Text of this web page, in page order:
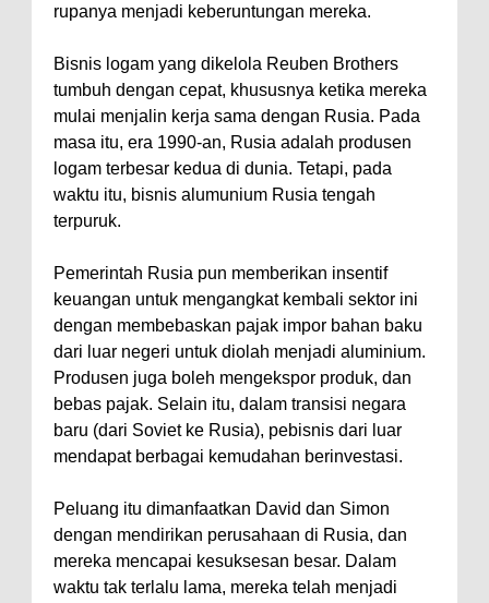
rupanya menjadi keberuntungan mereka.
Bisnis logam yang dikelola Reuben Brothers
tumbuh dengan cepat, khususnya ketika mereka
mulai menjalin kerja sama dengan Rusia. Pada
masa itu, era 1990-an, Rusia adalah produsen
logam terbesar kedua di dunia. Tetapi, pada
waktu itu, bisnis alumunium Rusia tengah
terpuruk.
Pemerintah Rusia pun memberikan insentif
keuangan untuk mengangkat kembali sektor ini
dengan membebaskan pajak impor bahan baku
dari luar negeri untuk diolah menjadi aluminium.
Produsen juga boleh mengekspor produk, dan
bebas pajak. Selain itu, dalam transisi negara
baru (dari Soviet ke Rusia), pebisnis dari luar
mendapat berbagai kemudahan berinvestasi.
Peluang itu dimanfaatkan David dan Simon
dengan mendirikan perusahaan di Rusia, dan
mereka mencapai kesuksesan besar. Dalam
waktu tak terlalu lama, mereka telah menjadi